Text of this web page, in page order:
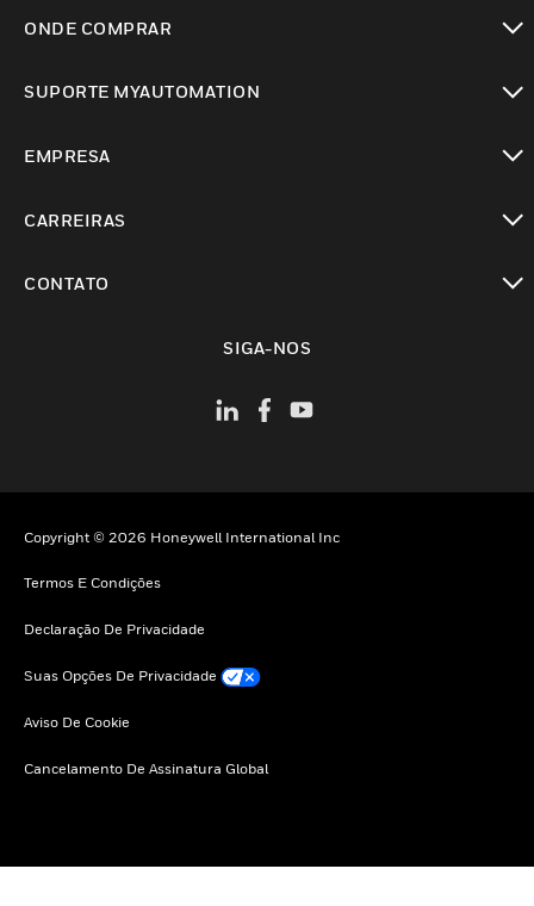
ONDE COMPRAR
SUPORTE MYAUTOMATION
EMPRESA
CARREIRAS
CONTATO
SIGA-NOS
Copyright © 2026 Honeywell International Inc
Termos E Condições
Declaração De Privacidade
Suas Opções De Privacidade
Aviso De Cookie
Cancelamento De Assinatura Global